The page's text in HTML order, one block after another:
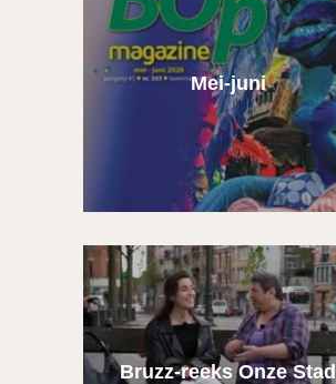
Mei-juni
Bruzz-reeks Onze Stad